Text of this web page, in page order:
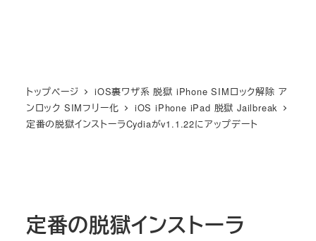
トップページ
iOS裏ワザ系 脱獄 iPhone SIMロック解除 ア
ンロック SIMフリー化
iOS iPhone iPad 脱獄 Jailbreak
定番の脱獄インストーラCydiaがv1.1.22にアップデート
定番の脱獄インストーラ